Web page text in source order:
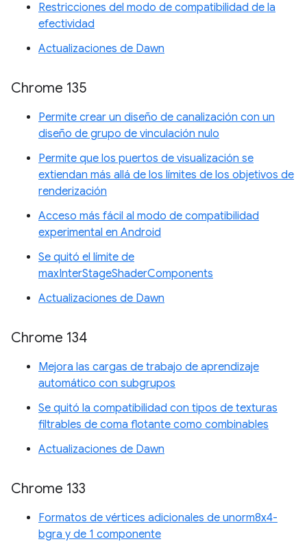
Restricciones del modo de compatibilidad de la
efectividad
Actualizaciones de Dawn
Chrome 135
Permite crear un diseño de canalización con un
diseño de grupo de vinculación nulo
Permite que los puertos de visualización se
extiendan más allá de los límites de los objetivos de
renderización
Acceso más fácil al modo de compatibilidad
experimental en Android
Se quitó el límite de
maxInterStageShaderComponents
Actualizaciones de Dawn
Chrome 134
Mejora las cargas de trabajo de aprendizaje
automático con subgrupos
Se quitó la compatibilidad con tipos de texturas
filtrables de coma flotante como combinables
Actualizaciones de Dawn
Chrome 133
Formatos de vértices adicionales de unorm8x4-
bgra y de 1 componente